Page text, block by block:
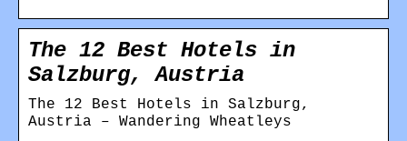
The 12 Best Hotels in
Salzburg, Austria
The 12 Best Hotels in Salzburg,
Austria – Wandering Wheatleys